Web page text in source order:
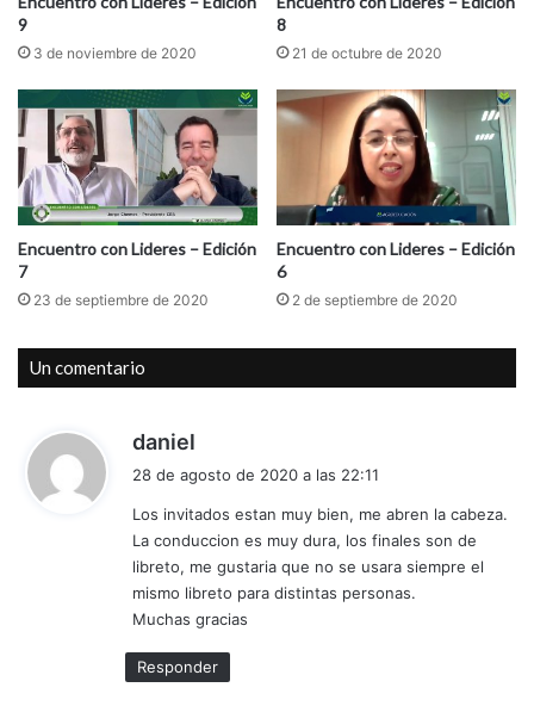
d
a
o
j
a
v
e
n
d
m
ó
n
9
3 de noviembre de 2020
8
21 de octubre de 2020
Encuentro con Lideres – Edición
7
23 de septiembre de 2020
Encuentro con Lideres – Edición
6
2 de septiembre de 2020
Un comentario
daniel
e
:
28 de agosto de 2020 a las 22:11
Los invitados estan muy bien, me abren la cabeza.
La conduccion es muy dura, los finales son de
libreto, me gustaria que no se usara siempre el
mismo libreto para distintas personas.
Muchas gracias
Responder